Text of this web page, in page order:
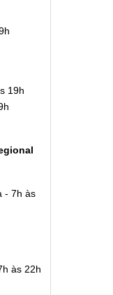
19h
- 7h às
às 22h